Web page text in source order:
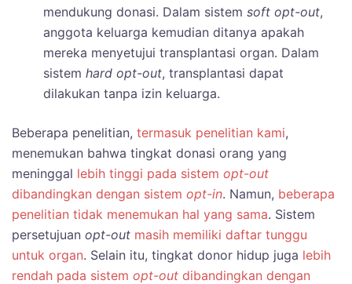
mendukung donasi. Dalam sistem soft opt-out,
anggota keluarga kemudian ditanya apakah
mereka menyetujui transplantasi organ. Dalam
sistem hard opt-out, transplantasi dapat
dilakukan tanpa izin keluarga.
Beberapa penelitian, termasuk penelitian kami,
menemukan bahwa tingkat donasi orang yang
meninggal lebih tinggi pada sistem opt-out
dibandingkan dengan sistem opt-in. Namun, beberapa
penelitian tidak menemukan hal yang sama. Sistem
persetujuan opt-out masih memiliki daftar tunggu
untuk organ. Selain itu, tingkat donor hidup juga lebih
rendah pada sistem opt-out dibandingkan dengan